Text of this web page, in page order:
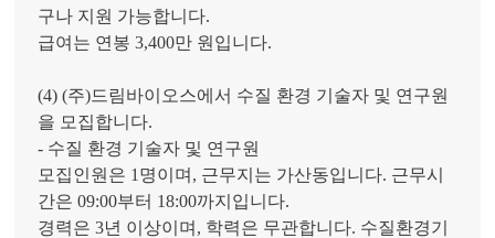
구나 지원 가능합니다.
급여는 연봉 3,400만 원입니다.
(4) (주)드림바이오스에서 수질 환경 기술자 및 연구원
을 모집합니다.
- 수질 환경 기술자 및 연구원
모집인원은 1명이며, 근무지는 가산동입니다. 근무시
간은 09:00부터 18:00까지입니다.
경력은 3년 이상이며, 학력은 무관합니다. 수질환경기